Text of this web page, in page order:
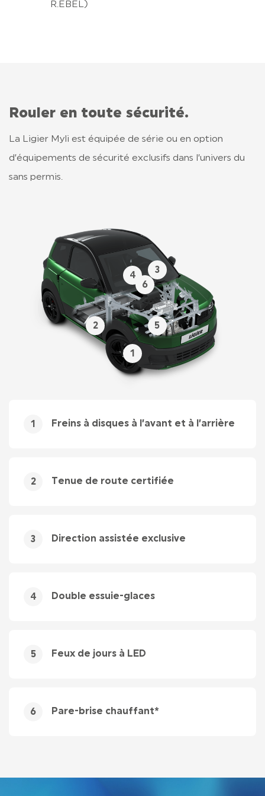
R.EBEL)
Rouler en toute sécurité.
La Ligier Myli est équipée de série ou en option
d’équipements de sécurité exclusifs dans l’univers du
sans permis.
1
2
3
4
5
6
1 Freins à disques à l’avant et à l’arrière
2 Tenue de route certifiée
3 Direction assistée exclusive
4 Double essuie-glaces
5 Feux de jours à LED
6 Pare-brise chauffant*